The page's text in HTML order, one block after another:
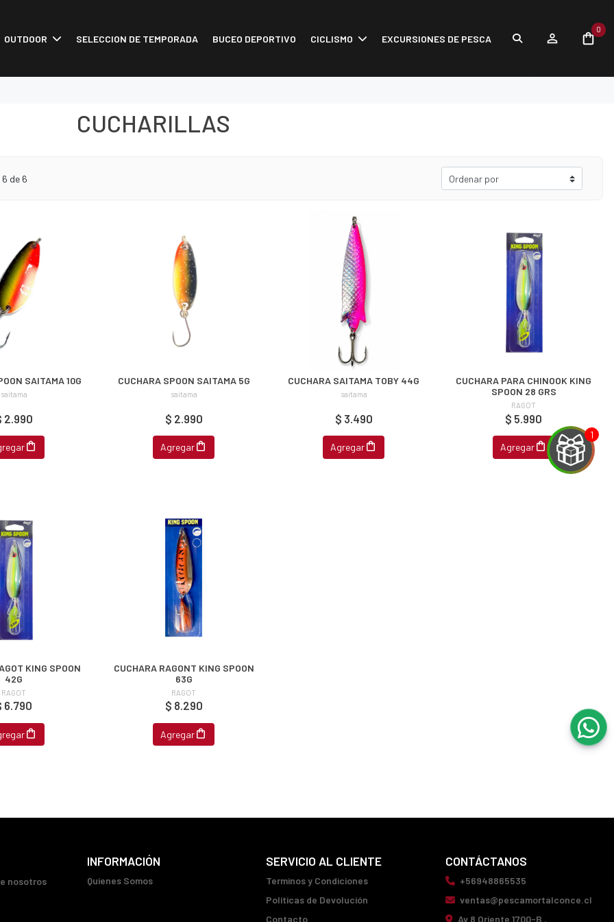
OUTDOOR SELECCION DE TEMPORADA BUCEO DEPORTIVO CICLISMO EXCURSIONES DE PESCA
0
CUCHARILLAS
6 de 6
SAITAMA 10G
saitama
2.990
CUCHARA SPOON SAITAMA 5G
saitama
$ 2.990
Agregar
CUCHARA SAITAMA TOBY 44G
saitama
$ 3.490
Agregar
CUCHARA PARA CHINOOK KING
SPOON 28 GRS
RAGOT
$ 5.990
Agregar
KING SPOON
42G
RAGOT
6.790
CUCHARA RAGONT KING SPOON
63G
RAGOT
$ 8.290
Agregar
nosotros
INFORMACIÓN
Quienes Somos
SERVICIO AL CLIENTE
Terminos y Condiciones
Políticas de Devolución
Contacto
CONTÁCTANOS
+56948865535
ventas@pescamortalconce.cl
Av 8 Oriente 1700-B ,